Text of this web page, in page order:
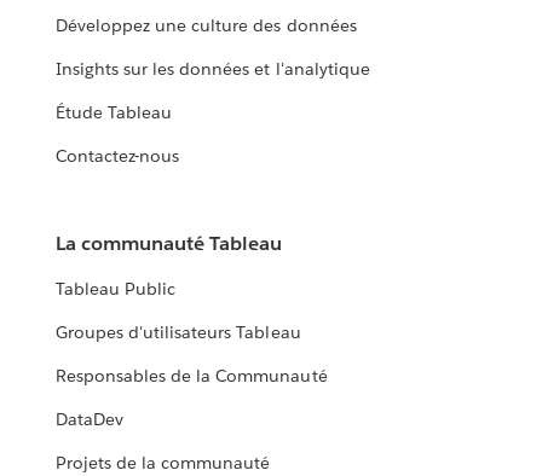
Développez une culture des données
Insights sur les données et l'analytique
Étude Tableau
Contactez-nous
La communauté Tableau
Tableau Public
Groupes d'utilisateurs Tableau
Responsables de la Communauté
DataDev
Projets de la communauté